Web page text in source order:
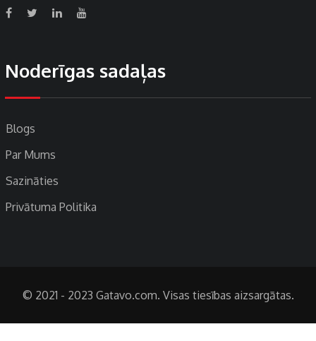
Noderīgas sadaļas
Blogs
Par Mums
Sazināties
Privātuma Politika
© 2021 - 2023 Gatavo.com. Visas tiesības aizsargātas.